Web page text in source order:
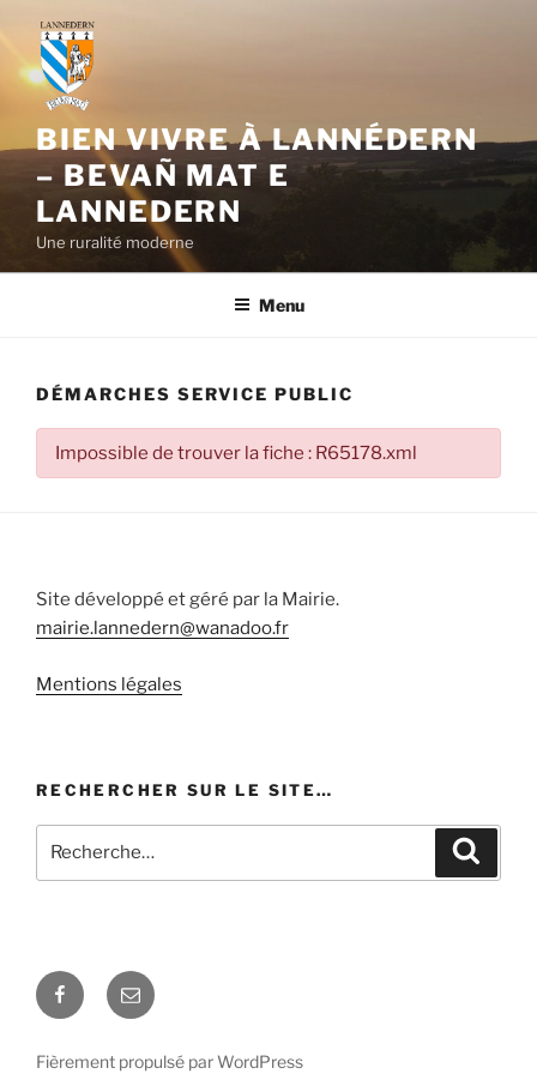
contenu
principal
BIEN VIVRE À LANNÉDERN
– BEVAÑ MAT E
LANNEDERN
Une ruralité moderne
Menu
DÉMARCHES SERVICE PUBLIC
Impossible de trouver la fiche : R65178.xml
Site développé et géré par la Mairie.
mairie.lannedern@wanadoo.fr
Mentions légales
RECHERCHER SUR LE SITE…
pour
Facebook
E-
mail
Fièrement propulsé par WordPress